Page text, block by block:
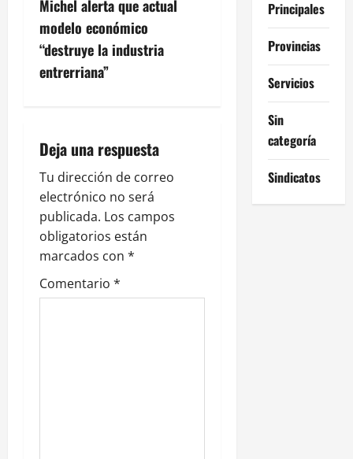
a
c
i
n
d
e
e
n
Michel alerta que actual
modelo económico
“destruye la industria
entrerriana”
Deja una respuesta
Tu dirección de correo
electrónico no será
publicada. Los campos
obligatorios están
marcados con *
Comentario *
Principales
Provincias
Servicios
Sin
categoría
Sindicatos